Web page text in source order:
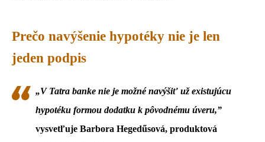
Prečo navýšenie hypotéky nie je len
jeden podpis
„V Tatra banke nie je možné navýšiť už existujúcu
hypotéku formou dodatku k pôvodnému úveru,”
vysvetľuje Barbora Hegedűsová, produktová